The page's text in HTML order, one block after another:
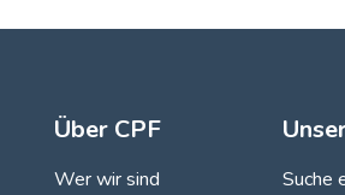
Über CPF
Wer wir sind
Suche